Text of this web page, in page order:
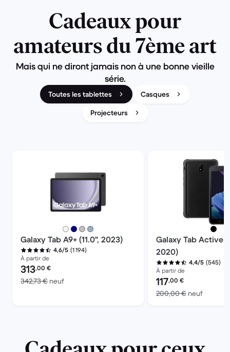
Cadeaux pour
amateurs du 7ème art
Mais qui ne diront jamais non à une bonne vieille
série.
Toutes les tablettes
Casques
Projecteurs
Galaxy Tab A9+ (11.0", 2023)
4,6/5 (1 194)
À partir de
Prix reconditionné :
313,00 €
342,73 € neufcontre 342,73 € neuf
Galaxy Tab Active3
2020)
4,4/5 (545)
À partir de
Prix reconditionné :
117,00 €
200,00 € neufcontre